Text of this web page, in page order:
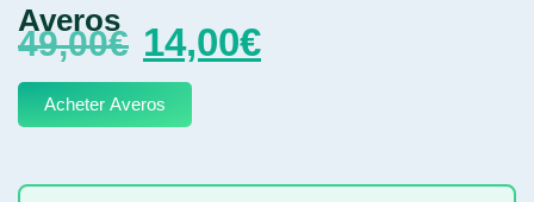
Averos
49,00€ 14,00€
Acheter Averos